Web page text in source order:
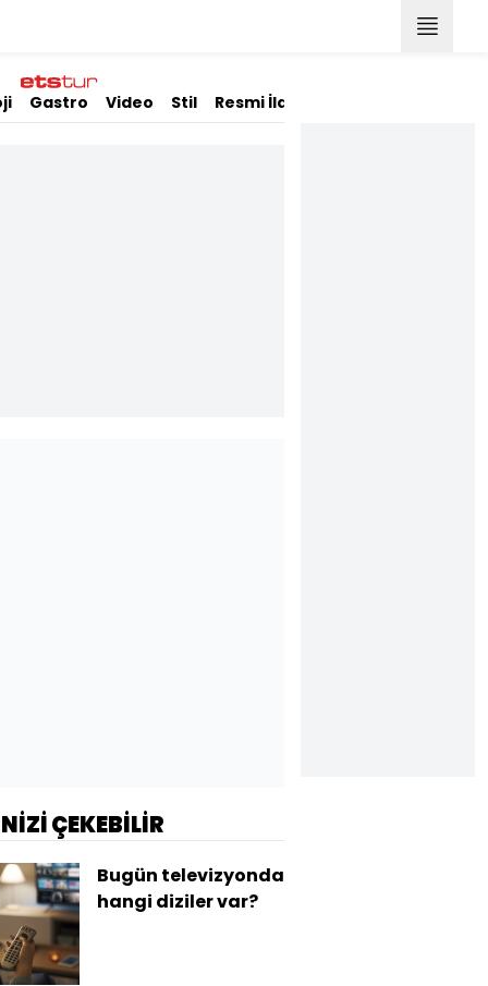
Gastro Video Stil Resmi İlanlar
ÇEKEBİLİR
Bugün televizyonda
hangi diziler var?